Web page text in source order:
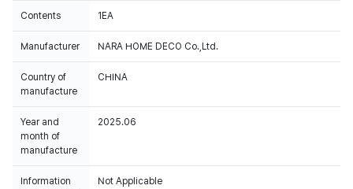
Contents 1EA
Manufacturer NARA HOME DECO Co.,Ltd.
Country of
manufacture
CHINA
Year and
month of
manufacture
2025.06
Information
Not Applicable